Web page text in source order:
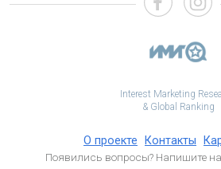
Interest Marketing
& Global Ranking
О проекте Контакты
Появились вопросы? Напишите